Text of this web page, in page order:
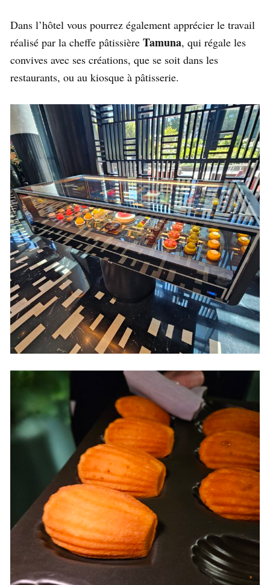
Dans l’hôtel vous pourrez également apprécier le travail
réalisé par la cheffe pâtissière Tamuna, qui régale les
convives avec ses créations, que se soit dans les
restaurants, ou au kiosque à pâtisserie.